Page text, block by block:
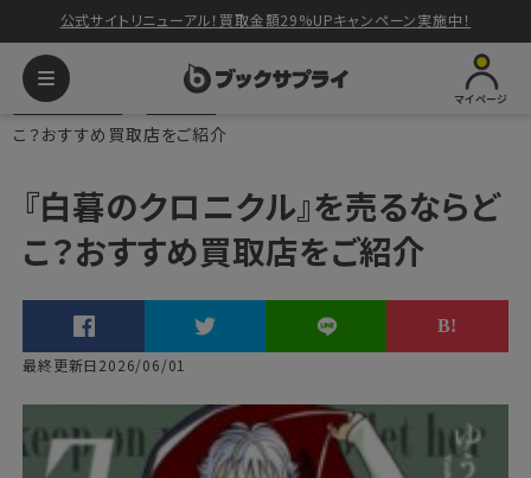
公式サイトリニューアル！買取金額29%UPキャンペーン実施中！
マイページ
ブックサプライ
『白暮のクロニクル』を売るならど
こ？おすすめ買取店をご紹介
『白暮のクロニクル』を売るならど
こ？おすすめ買取店をご紹介
最終更新日2026/06/01